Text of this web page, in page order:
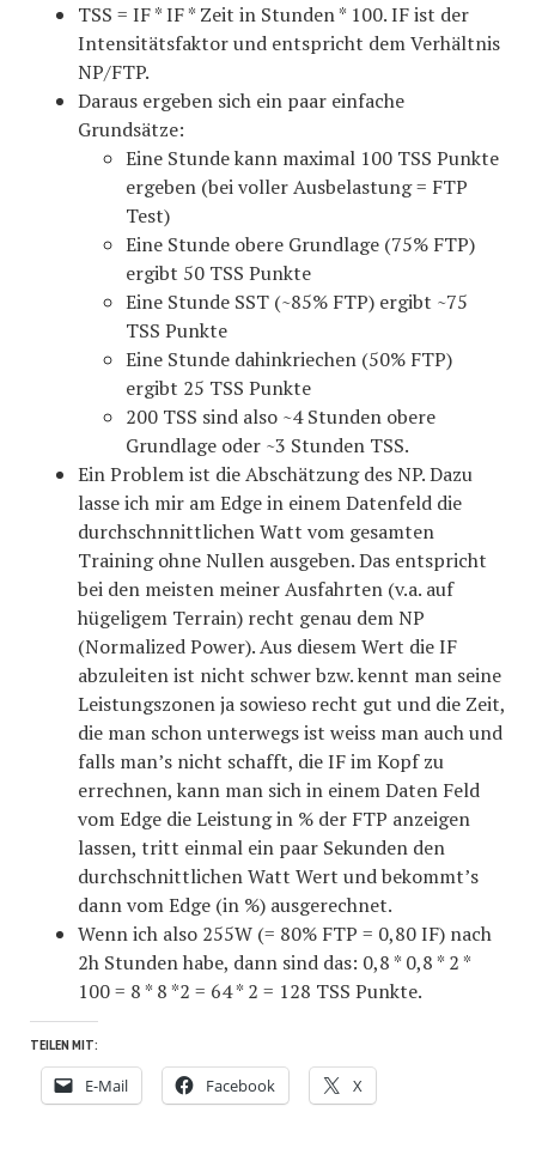
TSS = IF * IF * Zeit in Stunden * 100. IF ist der
Intensitätsfaktor und entspricht dem Verhältnis
NP/FTP.
Daraus ergeben sich ein paar einfache
Grundsätze:
Eine Stunde kann maximal 100 TSS Punkte
ergeben (bei voller Ausbelastung = FTP
Test)
Eine Stunde obere Grundlage (75% FTP)
ergibt 50 TSS Punkte
Eine Stunde SST (~85% FTP) ergibt ~75
TSS Punkte
Eine Stunde dahinkriechen (50% FTP)
ergibt 25 TSS Punkte
200 TSS sind also ~4 Stunden obere
Grundlage oder ~3 Stunden TSS.
Ein Problem ist die Abschätzung des NP. Dazu
lasse ich mir am Edge in einem Datenfeld die
durchschnnittlichen Watt vom gesamten
Training ohne Nullen ausgeben. Das entspricht
bei den meisten meiner Ausfahrten (v.a. auf
hügeligem Terrain) recht genau dem NP
(Normalized Power). Aus diesem Wert die IF
abzuleiten ist nicht schwer bzw. kennt man seine
Leistungszonen ja sowieso recht gut und die Zeit,
die man schon unterwegs ist weiss man auch und
falls man’s nicht schafft, die IF im Kopf zu
errechnen, kann man sich in einem Daten Feld
vom Edge die Leistung in % der FTP anzeigen
lassen, tritt einmal ein paar Sekunden den
durchschnittlichen Watt Wert und bekommt’s
dann vom Edge (in %) ausgerechnet.
Wenn ich also 255W (= 80% FTP = 0,80 IF) nach
2h Stunden habe, dann sind das: 0,8 * 0,8 * 2 *
100 = 8 * 8 *2 = 64 * 2 = 128 TSS Punkte.
TEILEN MIT:
E-Mail Facebook X